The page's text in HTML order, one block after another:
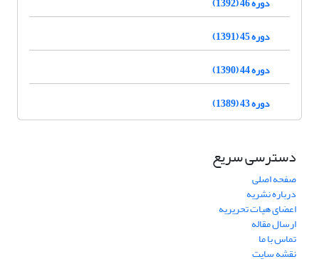
دوره 45 (1391)
دوره 44 (1390)
دوره 43 (1389)
دسترسی سریع
صفحه اصلی
درباره نشریه
اعضای هیات تحریریه
ارسال مقاله
تماس با ما
نقشه سایت